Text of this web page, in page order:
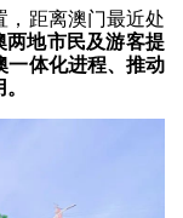
，距离澳门最近处
两地市民及游客提
一体化进程、推动